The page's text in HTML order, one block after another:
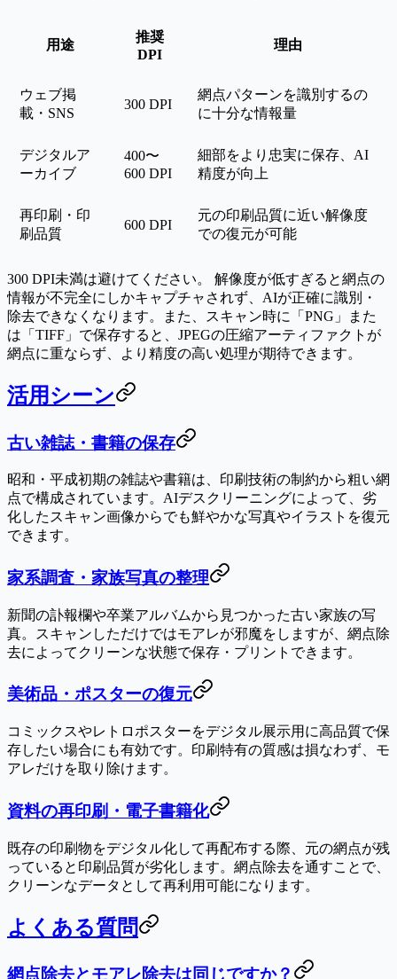
用途
推奨
DPI
理由
ウェブ掲
載・SNS
300 DPI
網点パターンを識別するの
に十分な情報量
デジタルア
ーカイブ
400〜
600 DPI
細部をより忠実に保存、AI
精度が向上
再印刷・印
刷品質
600 DPI
元の印刷品質に近い解像度
での復元が可能
300 DPI未満は避けてください。
解像度が低すぎると網点の
情報が不完全にしかキャプチャされず、AIが正確に識別・
除去できなくなります。また、スキャン時に「PNG」また
は「TIFF」で保存すると、JPEGの圧縮アーティファクトが
網点に重ならず、より精度の高い処理が期待できます。
活用シーン
古い雑誌・書籍の保存
昭和・平成初期の雑誌や書籍は、印刷技術の制約から粗い網
点で構成されています。AIデスクリーニングによって、劣
化したスキャン画像からでも鮮やかな写真やイラストを復元
できます。
家系調査・家族写真の整理
新聞の訃報欄や卒業アルバムから見つかった古い家族の写
真。スキャンしただけではモアレが邪魔をしますが、網点除
去によってクリーンな状態で保存・プリントできます。
美術品・ポスターの復元
コミックスやレトロポスターをデジタル展示用に高品質で保
存したい場合にも有効です。印刷特有の質感は損なわず、モ
アレだけを取り除けます。
資料の再印刷・電子書籍化
既存の印刷物をデジタル化して再配布する際、元の網点が残
っていると印刷品質が劣化します。網点除去を通すことで、
クリーンなデータとして再利用可能になります。
よくある質問
網点除去とモアレ除去は同じですか？